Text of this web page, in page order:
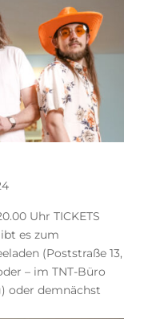
Uhr TICKETS
es zum
(Poststraße 13,
– im TNT-Büro
oder demnächst